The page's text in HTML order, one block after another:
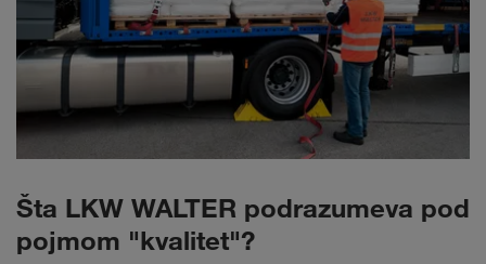
Šta LKW WALTER podrazumeva pod
pojmom "kvalitet"?